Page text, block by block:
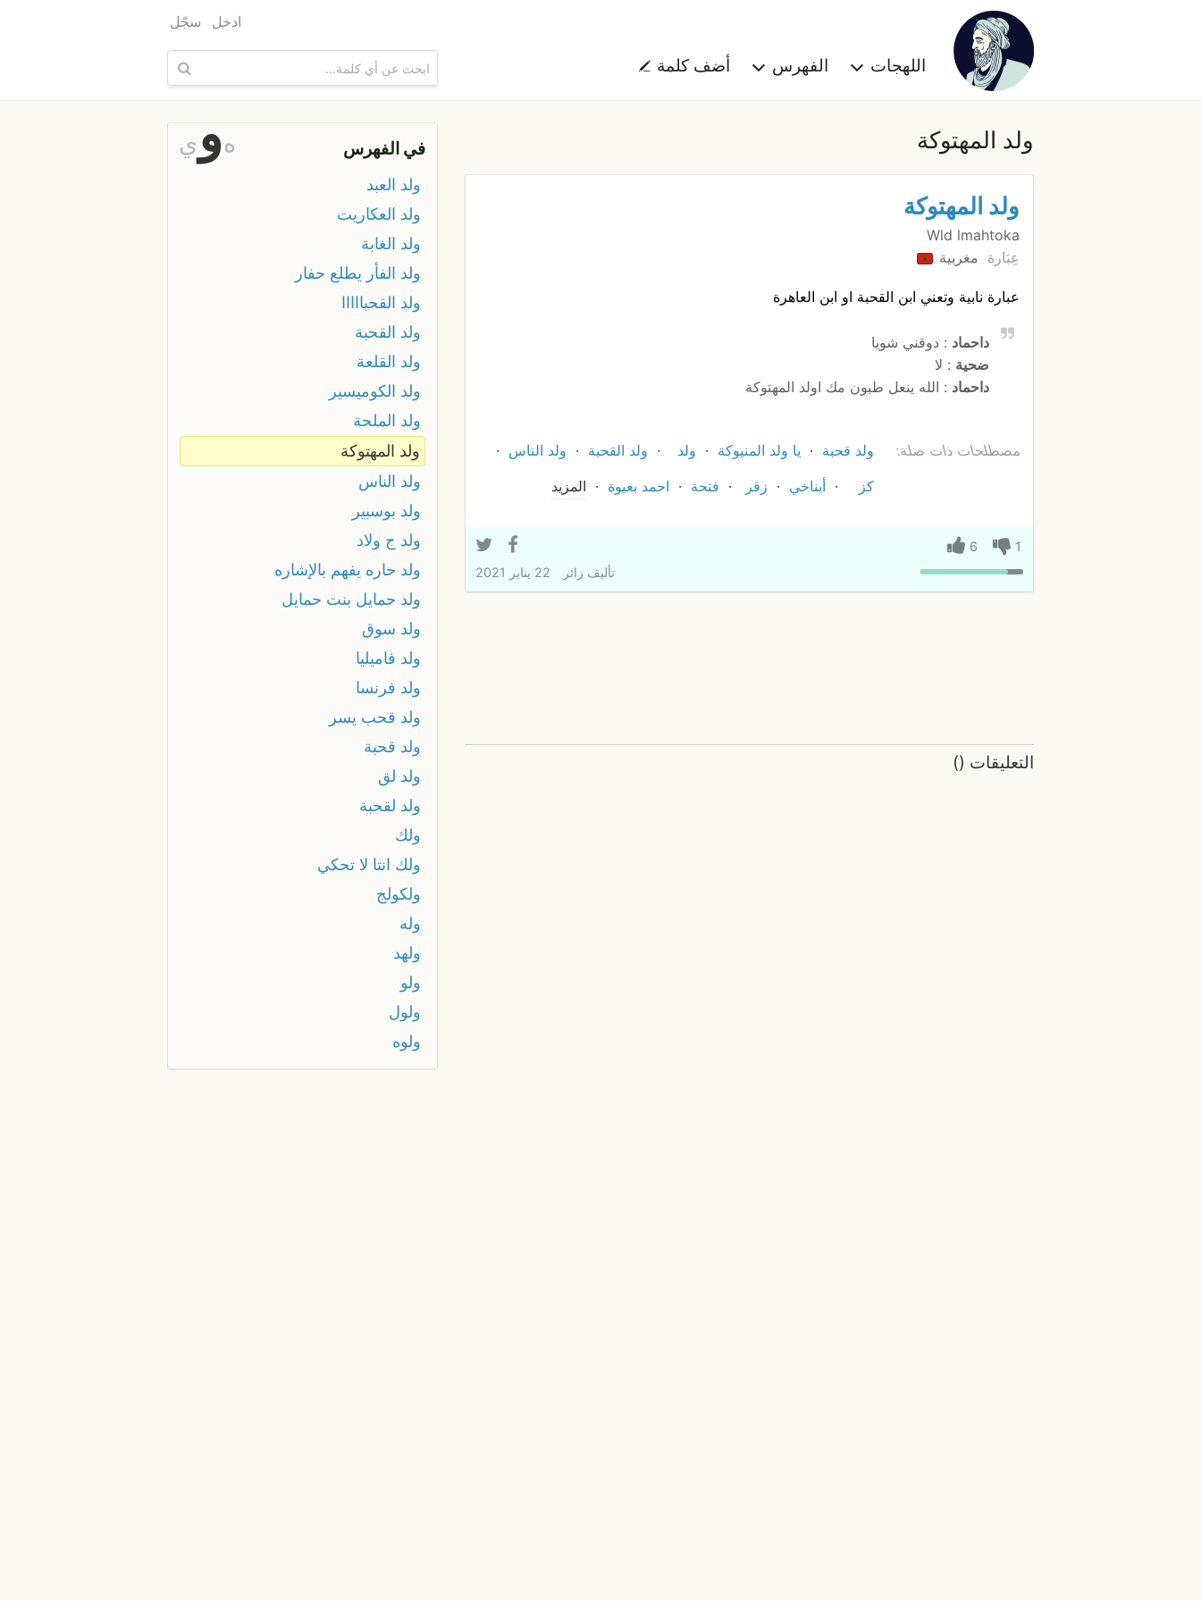
اللهجات الفهرس أضف كلمة
ادخل سجّل
ولد المهتوكة
ولد المهتوكة
Wld lmahtoka
عِبَارة مغربية
عبارة نابية وتعني ابن القحبة او ابن العاهرة
داحماد : دوقني شويا
ضحية : لا
داحماد : الله ينعل طبون مك اولد المهتوكة
مصطلحات ذات صلة: ولد قحبة يا ولد المنيوكة ولد ولد القحبة
ولد الناس
كز
أبناخي زقر فتحة احمد بعيوة المزيد
1
6
تأليف زائر 22 يناير 2021
التعليقات (
)
في الفهرس هو ي
ولد العبد
ولد العكاريت
ولد الغابة
ولد الفأر يطلع حفار
ولد القحبااااا
ولد القحبة
ولد القلعة
ولد الكوميسير
ولد الملحة
ولد المهتوكة
ولد الناس
ولد بوسبير
ولد ج ولاد
ولد حاره يفهم بالإشاره
ولد حمايل بنت حمايل
ولد سوق
ولد فاميليا
ولد فرنسا
ولد قحب يسر
ولد قحبة
ولد لق
ولد لقحبة
ولك
ولك انتا لا تحكي
ولكولج
وله
ولهد
ولو
ولول
ولوه